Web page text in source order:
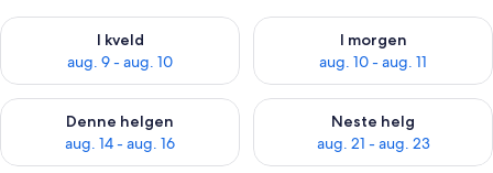
I kveld
aug. 9 - aug. 10
Sjekk tilgjengelighet for i kveld, aug. 9 - aug. 10
I morgen
aug. 10 - aug. 11
Sjekk tilgjengelighet for i
Denne helgen
aug. 14 - aug. 16
Sjekk tilgjengelighet for denne helgen, aug. 14 - aug. 16
Neste helg
aug. 21 - aug. 23
Sjekk tilgjengelighet for